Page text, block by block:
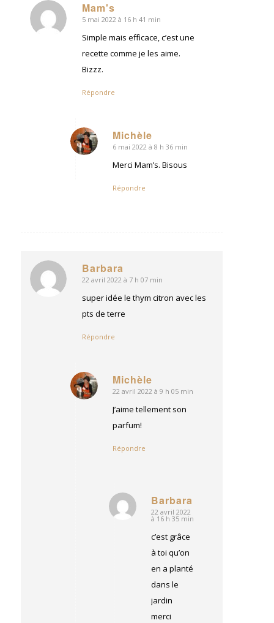
Mam's
dit
:
5 mai 2022 à 16 h 41 min
Simple mais efficace, c’est une
recette comme je les aime.
Bizzz.
Répondre
Michèle
dit
6 mai 2022 à 8 h 36 min
Merci Mam’s. Bisous
Répondre
Barbara
dit
22 avril 2022 à 7 h 07 min
super idée le thym citron avec les
pts de terre
Répondre
Michèle
dit
22 avril 2022 à 9 h 05 min
J’aime tellement son
parfum!
Répondre
Barbara
dit
22 avril 2022
à 16 h 35 min
c’est grâce
à toi qu’on
en a planté
dans le
jardin
merci